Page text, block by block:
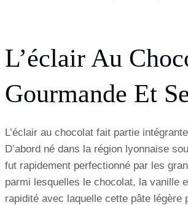
L’éclair Au
Gourmande Et
L’éclair au chocolat fait partie
D’abord né dans la région lyonnaise
fut rapidement perfectionné par les
parmi lesquelles le chocolat, la vanille
rapidité avec laquelle cette pâte légère